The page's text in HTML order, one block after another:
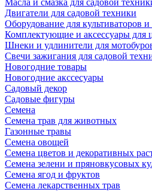
Масла и смазка для садовой
Двигатели для садовой техники
Оборудование для культиваторов
Комплектующие и аксессуары для
Шнеки и удлинители для
Свечи зажигания для садовой
Новогодние товары
Новогодние акссесуары
Садовый декор
Садовые фигуры
Семена
Семена трав для животных
Газонные травы
Семена овощей
Семена цветов и декоративных
Семена зелени и пряновкусовых
Семена ягод и фруктов
Семена лекарственных трав